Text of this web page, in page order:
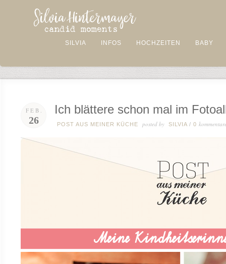
SILVIA INFOS HOCHZEITEN BABY
FEB.
26
Ich blättere schon mal im
POST AUS MEINER KÜCHE posted by SILVIA / 0